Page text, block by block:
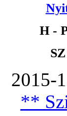
H -
2015-
**